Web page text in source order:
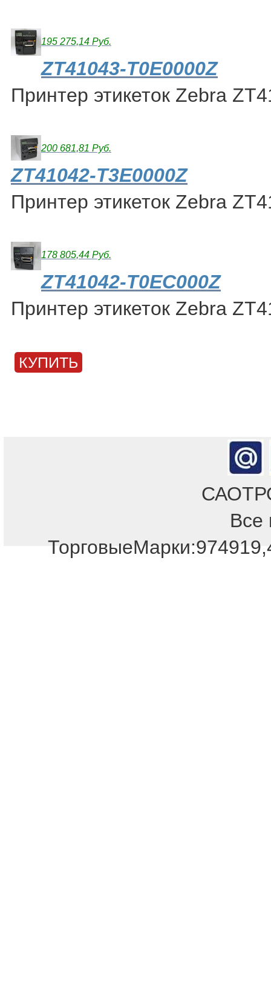
195 275,14 Руб.
ZT41043-T0E0000Z
Принтер этикеток Zebra
200 681,81 Руб.
ZT41042-T3E0000Z
Принтер этикеток Zebra
178 805,44 Руб.
ZT41042-T0EC000Z
Принтер этикеток Zebra
КУПИТЬ
Все